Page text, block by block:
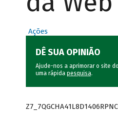
Ações
DÊ SUA OPINIÃO
Ajude-nos a aprimorar o site
uma rápida pesquisa.